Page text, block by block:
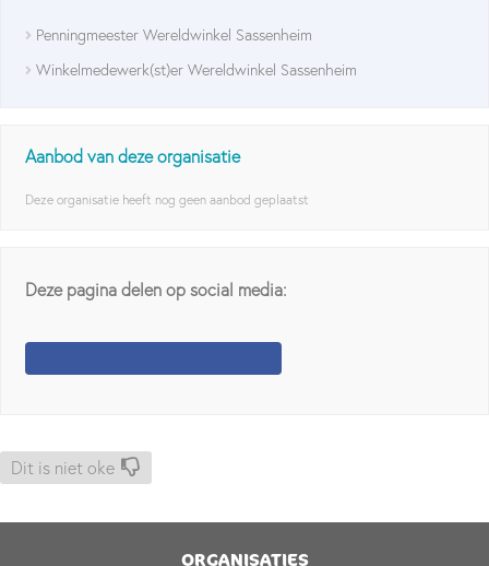
Penningmeester Wereldwinkel Sassenheim
Winkelmedewerk(st)er Wereldwinkel Sassenheim
Aanbod van deze organisatie
Deze organisatie heeft nog geen aanbod geplaatst
Deze pagina delen op social media:
Dit is niet oke
ORGANISATIES